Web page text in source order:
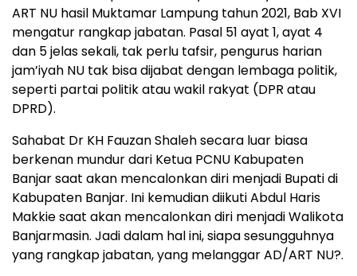
ART NU hasil Muktamar Lampung tahun 2021, Bab XVI
mengatur rangkap jabatan. Pasal 51 ayat 1, ayat 4
dan 5 jelas sekali, tak perlu tafsir, pengurus harian
jam’iyah NU tak bisa dijabat dengan lembaga politik,
seperti partai politik atau wakil rakyat (DPR atau
DPRD).
Sahabat Dr KH Fauzan Shaleh secara luar biasa
berkenan mundur dari Ketua PCNU Kabupaten
Banjar saat akan mencalonkan diri menjadi Bupati di
Kabupaten Banjar. Ini kemudian diikuti Abdul Haris
Makkie saat akan mencalonkan diri menjadi Walikota
Banjarmasin. Jadi dalam hal ini, siapa sesungguhnya
yang rangkap jabatan, yang melanggar AD/ART NU?.